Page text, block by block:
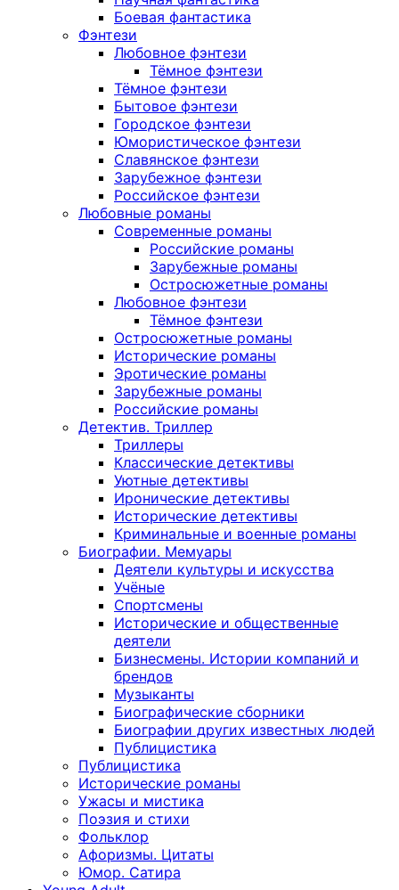
Боевая фантастика
Фэнтези
Любовное фэнтези
Тёмное фэнтези
Тёмное фэнтези
Бытовое фэнтези
Городское фэнтези
Юмористическое фэнтези
Славянское фэнтези
Зарубежное фэнтези
Российское фэнтези
Любовные романы
Современные романы
Российские романы
Зарубежные романы
Остросюжетные романы
Любовное фэнтези
Тёмное фэнтези
Остросюжетные романы
Исторические романы
Эротические романы
Зарубежные романы
Российские романы
Детектив. Триллер
Триллеры
Классические детективы
Уютные детективы
Иронические детективы
Исторические детективы
Криминальные и военные романы
Биографии. Мемуары
Деятели культуры и искусства
Учёные
Спортсмены
Исторические и общественные
деятели
Бизнесмены. Истории компаний и
брендов
Музыканты
Биографические сборники
Биографии других известных людей
Публицистика
Публицистика
Исторические романы
Ужасы и мистика
Поэзия и стихи
Фольклор
Афоризмы. Цитаты
Юмор. Сатира